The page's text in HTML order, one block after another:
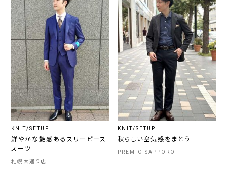
KNIT/SETUP
鮮やかな艶感あるスリーピース
スーツ
札幌大通り店
KNIT/SETUP
秋らしい空気感をまとう
PREMIO SAPPORO